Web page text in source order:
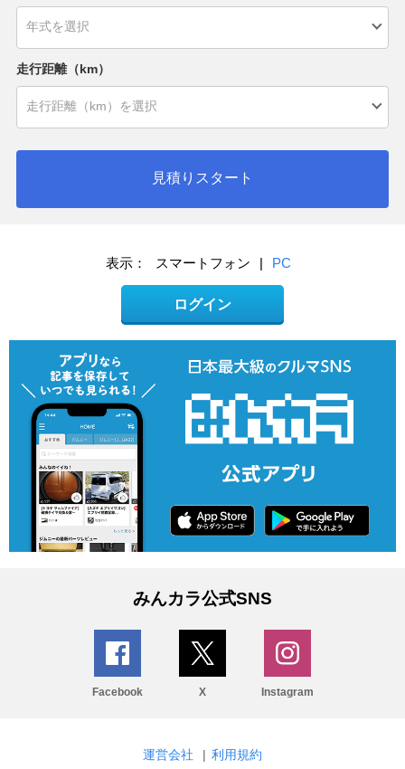
走行距離（km）
見積りスタート
表示： スマートフォン | PC
ログイン
みんカラ公式SNS
Facebook X Instagram
運営会社 | 利用規約